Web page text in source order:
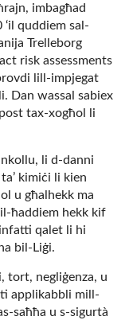
imbagħad
quddiem sal-
Trelleborg
risk assessments
lill-impjegat
Dan wassal sabiex
tax-xogħol li
li d-danni
kimiċi li kien
u għalhekk ma
ħaddiem hekk kif
qalet li hi
bil-Liġi.
tort, negliġenza, u
applikabbli mill-
saħħa u s-sigurtà